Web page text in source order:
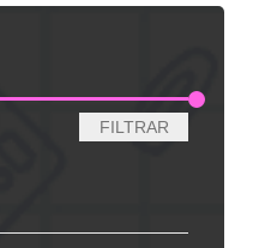
FILTRAR